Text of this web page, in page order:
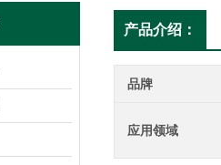
产品介绍：
品牌
应用领域